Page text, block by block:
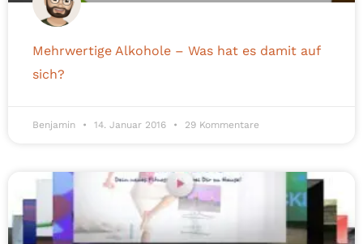
Mehrwertige Alkohole – Was hat es damit auf
sich?
Benjamin 14. Januar 2016 29 Kommentare